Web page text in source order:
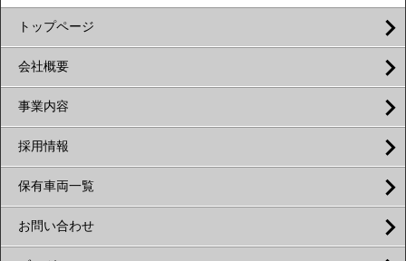
トップページ
会社概要
事業内容
採用情報
保有車両一覧
お問い合わせ